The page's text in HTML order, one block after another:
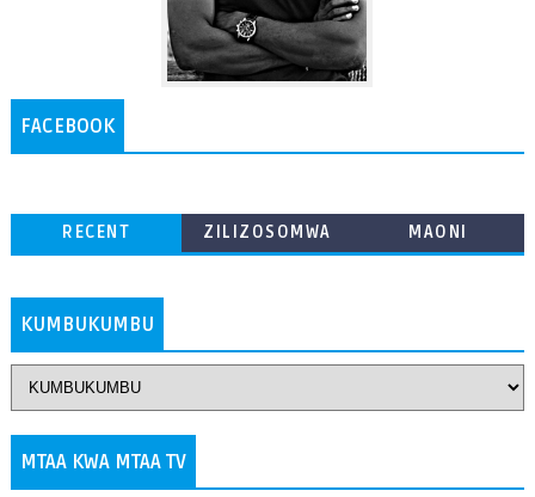
FACEBOOK
RECENT
ZILIZOSOMWA
MAONI
KUMBUKUMBU
MTAA KWA MTAA TV